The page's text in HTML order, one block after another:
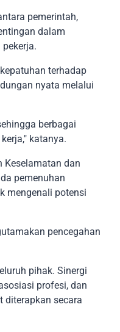
pemerintah,
dalam
terhadap
nyata melalui
berbagai
katanya.
Keselamatan dan
pemenuhan
mengenali potensi
pencegahan
pihak. Sinergi
profesi, dan
diterapkan secara